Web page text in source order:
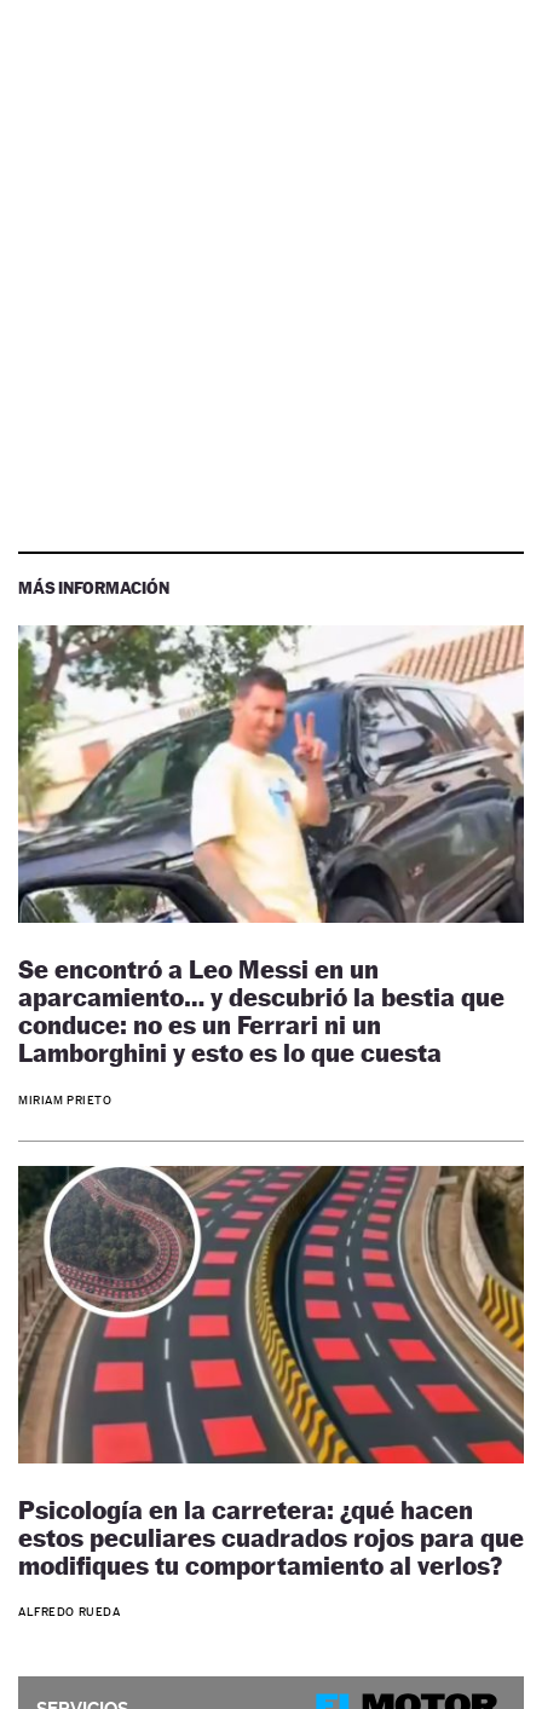
MÁS INFORMACIÓN
Se encontró a Leo Messi en un
aparcamiento… y descubrió la bestia que
conduce: no es un Ferrari ni un
Lamborghini y esto es lo que cuesta
MIRIAM PRIETO
Psicología en la carretera: ¿qué hacen
estos peculiares cuadrados rojos para que
modifiques tu comportamiento al verlos?
ALFREDO RUEDA